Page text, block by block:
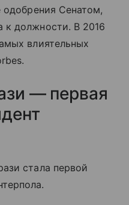
одобрения Сенатом,
к должности. В 2016
влиятельных
— первая
стала первой